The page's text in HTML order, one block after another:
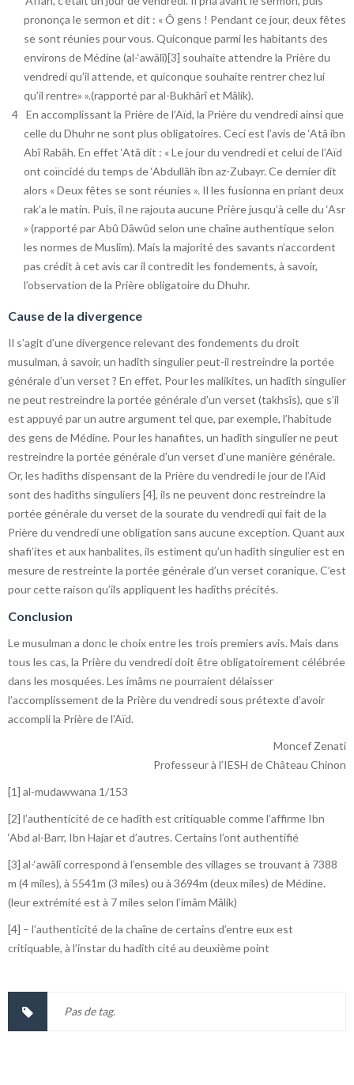
prononça le sermon et dit : « Ô gens ! Pendant ce jour, deux fêtes
se sont réunies pour vous. Quiconque parmi les habitants des
environs de Médine (al-‘awâlî)[3] souhaite attendre la Prière du
vendredi qu’il attende, et quiconque souhaite rentrer chez lui
qu’il rentre» ».(rapporté par al-Bukhârî et Mâlik).
En accomplissant la Prière de l’Aïd, la Prière du vendredi ainsi que
celle du Dhuhr ne sont plus obligatoires. Ceci est l’avis de ‘Atâ ibn
Abî Rabâh. En effet ‘Atâ dit : « Le jour du vendredi et celui de l’Aïd
ont coïncidé du temps de ‘Abdullâh ibn az-Zubayr. Ce dernier dit
alors « Deux fêtes se sont réunies ». Il les fusionna en priant deux
rak’a le matin. Puis, il ne rajouta aucune Prière jusqu’à celle du ‘Asr
» (rapporté par Abû Dâwûd selon une chaîne authentique selon
les normes de Muslim). Mais la majorité des savants n’accordent
pas crédit à cet avis car il contredit les fondements, à savoir,
l’observation de la Prière obligatoire du Dhuhr.
Cause de la divergence
Il s’agit d’une divergence relevant des fondements du droit
musulman, à savoir, un hadîth singulier peut-il restreindre la portée
générale d’un verset ? En effet, Pour les malikites, un hadîth singulier
ne peut restreindre la portée générale d’un verset (takhsîs), que s’il
est appuyé par un autre argument tel que, par exemple, l’habitude
des gens de Médine. Pour les hanafites, un hadîth singulier ne peut
restreindre la portée générale d’un verset d’une manière générale.
Or, les hadîths dispensant de la Prière du vendredi le jour de l’Aïd
sont des hadîths singuliers [4], ils ne peuvent donc restreindre la
portée générale du verset de la sourate du vendredi qui fait de la
Prière du vendredi une obligation sans aucune exception. Quant aux
shafi’ites et aux hanbalites, ils estiment qu’un hadîth singulier est en
mesure de restreinte la portée générale d’un verset coranique. C’est
pour cette raison qu’ils appliquent les hadîths précités.
Conclusion
Le musulman a donc le choix entre les trois premiers avis. Mais dans
tous les cas, la Prière du vendredi doit être obligatoirement célébrée
dans les mosquées. Les imâms ne pourraient délaisser
l’accomplissement de la Prière du vendredi sous prétexte d’avoir
accompli la Prière de l’Aïd.
Moncef Zenati
Professeur à l’IESH de Château Chinon
[1] al-mudawwana 1/153
[2] l’authenticité de ce hadîth est critiquable comme l’affirme Ibn
‘Abd al-Barr, Ibn Hajar et d’autres. Certains l’ont authentifié
[3] al-‘awâlî correspond à l’ensemble des villages se trouvant à 7388
m (4 miles), à 5541m (3 miles) ou à 3694m (deux miles) de Médine.
(leur extrémité est à 7 miles selon l’imâm Mâlik)
[4] – l’authenticité de la chaîne de certains d’entre eux est
critiquable, à l’instar du hadîth cité au deuxième point
Pas de tag.